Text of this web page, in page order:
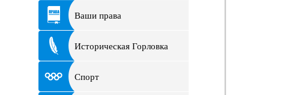
Ваши права
Историческая Горловка
Спорт